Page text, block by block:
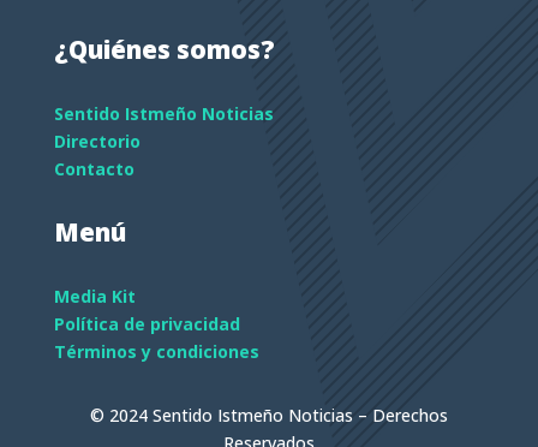
¿Quiénes somos?
Sentido Istmeño Noticias
Directorio
Contacto
Menú
Media Kit
Política de privacidad
Términos y condiciones
© 2024 Sentido Istmeño Noticias – Derechos